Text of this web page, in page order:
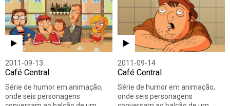
2011-09-13
Café Central
Série de humor em animação,
onde seis personagens
2011-09-14
Café Central
Série de humor em animação,
onde seis personagens